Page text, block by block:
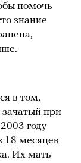
помочь
знание
в том,
зачатый при
году
месяцев
Их мать